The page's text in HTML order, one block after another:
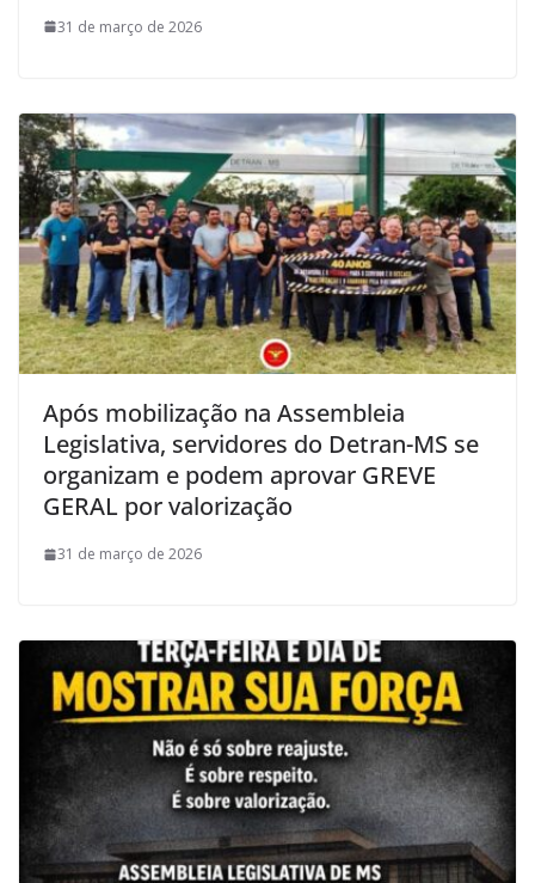
31 de março de 2026
Após mobilização na Assembleia
Legislativa, servidores do Detran-MS se
organizam e podem aprovar GREVE
GERAL por valorização
31 de março de 2026